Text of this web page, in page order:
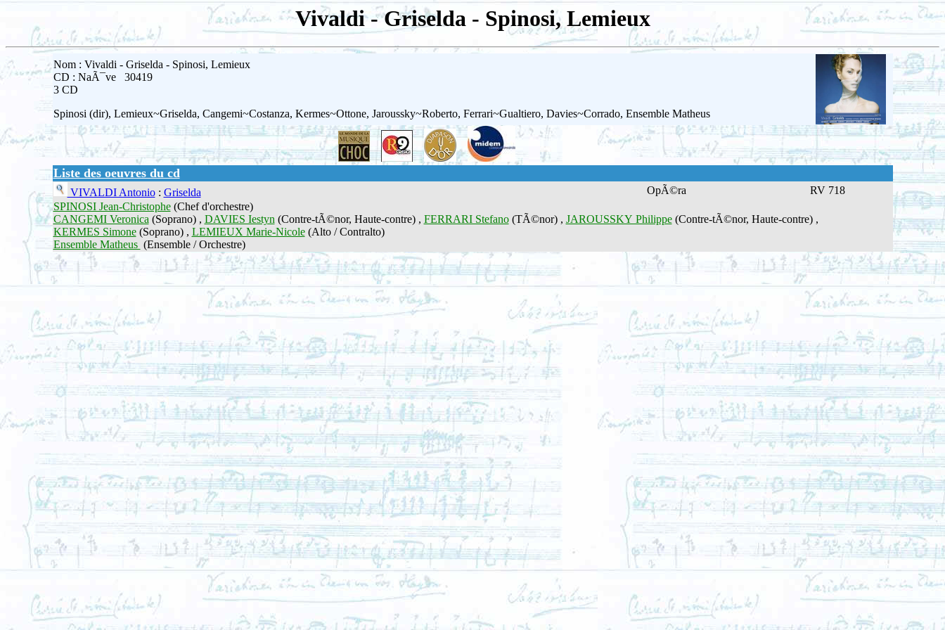
Vivaldi - Griselda - Spinosi, Lemieux
Nom : Vivaldi - Griselda - Spinosi, Lemieux
CD : NaÃ¯ve 30419
3 CD
Spinosi (dir), Lemieux~Griselda, Cangemi~Costanza, Kermes~Ottone, Jaroussky~Roberto, Ferrari~Gualtiero, Davies~Corrado, Ensemble Matheus
Liste des oeuvres du cd
VIVALDI Antonio: Griselda OpÃ©ra
RV 718
SPINOSI Jean-Christophe(Chef d'orchestre)
CANGEMI Veronica(Soprano) , DAVIES Iestyn(Contre-tÃ©nor, Haute-contre) , FERRARI Stefano(TÃ©nor) , JAROUSSKY Philippe(Contre-tÃ©nor, Haute-contre) ,
KERMES Simone(Soprano) , LEMIEUX Marie-Nicole(Alto / Contralto)
Ensemble Matheus (Ensemble / Orchestre)